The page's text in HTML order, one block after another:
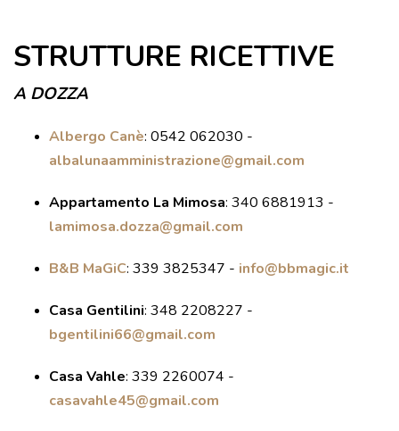
LABORATORI
BOOKSHOP
EVENTI
EVENTI
ARCHIVIO EVENTI
INFORMAZIONE
STRUTTURE RICETTIVE
A DOZZA
Albergo Canè: 0542 062030 -
albalunaamministrazione@gmail.com
Appartamento La Mimosa: 340 6881913 -
lamimosa.dozza@gmail.com
B&B MaGiC: 339 3825347 - info@bbmagic.it
Casa Gentilini: 348 2208227 -
bgentilini66@gmail.com
Casa Vahle: 339 2260074 -
casavahle45@gmail.com